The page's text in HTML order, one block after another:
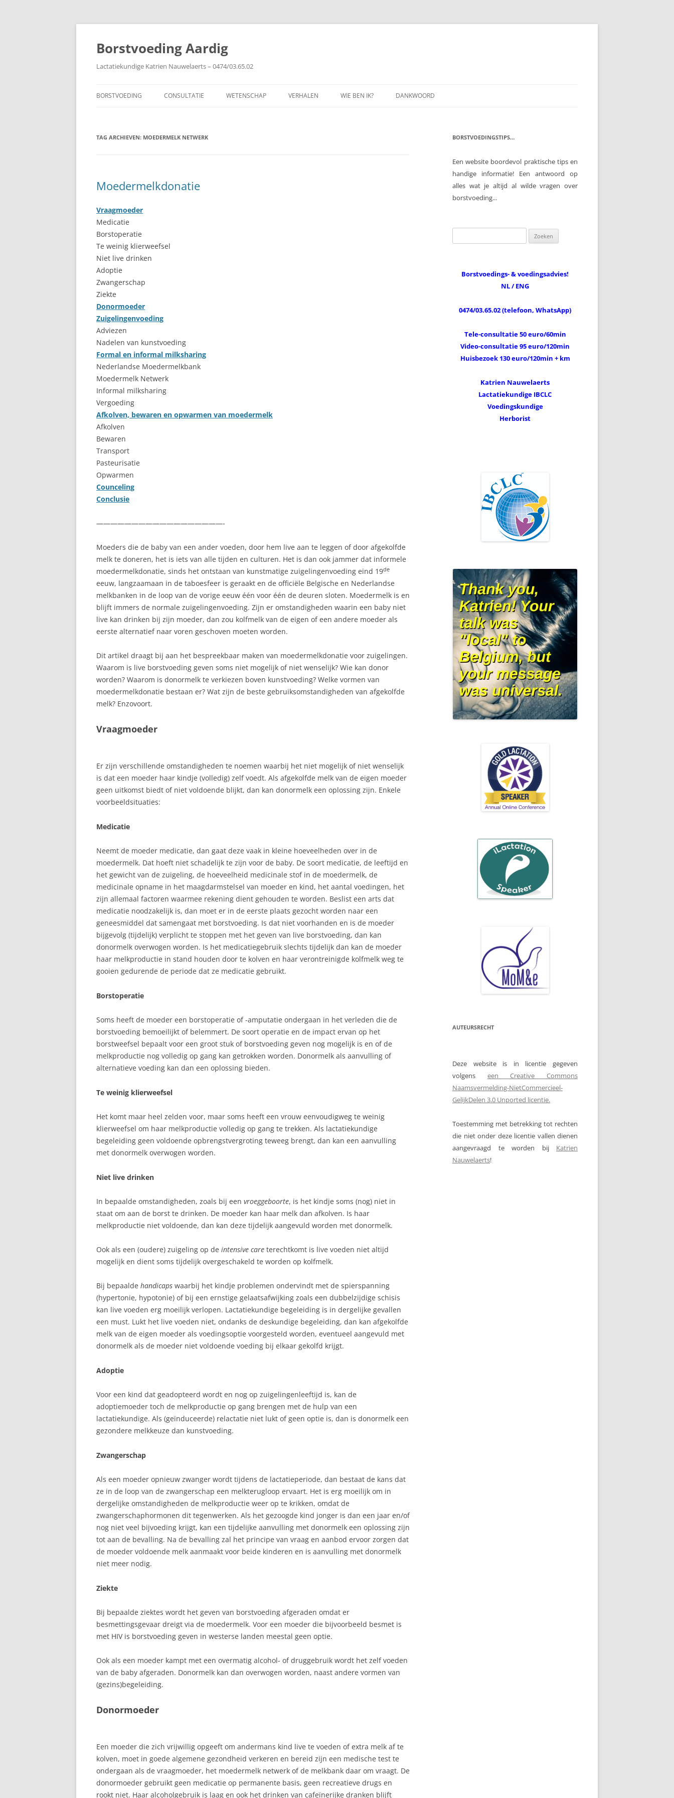
Ga
inhoud
Borstvoeding Aardig
Lactatiekundige Katrien Nauwelaerts – 0474/03.65.02
BORSTVOEDING
AFBOUWEN
BORSTEN
BORSTONTSTEKING
BORSTVOEDING EN DE
FEESTDAGEN
BORSTVOEDING IN HET
OPENBAAR
BORSTWEIGEREN
FLES WEIGEREN
GEWICHT VAN MAMA
GEZIN
KINDEROPVANG
KRAAMWEEK
KRAMPJES
MELKPRODUCTIE
REGELDAGEN
RELACTATIE
SLAPEN
SPRUW
TANDJES
TEPELKLOOFJES
TOESCHIETREFLEX
TWEELING
ZWANGERSCHAP
CONSULTATIE WETENSCHAP VERHALEN WIE BEN IK? DANKWOORD
TAG ARCHIEVEN: MOEDERMELK NETWERK
Moedermelkdonatie
Vraagmoeder
Medicatie
Borstoperatie
Te weinig klierweefsel
Niet live drinken
Adoptie
Zwangerschap
Ziekte
Donormoeder
Zuigelingenvoeding
Adviezen
Nadelen van kunstvoeding
Formal en informal milksharing
Nederlandse Moedermelkbank
Moedermelk Netwerk
Informal milksharing
Vergoeding
Afkolven, bewaren en opwarmen van moedermelk
Afkolven
Bewaren
Transport
Pasteurisatie
Opwarmen
Counceling
Conclusie
——————————————————-
Moeders die de baby van een ander voeden, door hem live aan te leggen of door afgekolfde
melk te doneren, het is iets van alle tijden en culturen. Het is dan ook jammer dat informele
moedermelkdonatie, sinds het ontstaan van kunstmatige zuigelingenvoeding eind 19de
eeuw, langzaamaan in de taboesfeer is geraakt en de officiële Belgische en Nederlandse
melkbanken in de loop van de vorige eeuw één voor één de deuren sloten. Moedermelk is en
blijft immers de normale zuigelingenvoeding. Zijn er omstandigheden waarin een baby niet
live kan drinken bij zijn moeder, dan zou kolfmelk van de eigen of een andere moeder als
eerste alternatief naar voren geschoven moeten worden.
Dit artikel draagt bij aan het bespreekbaar maken van moedermelkdonatie voor zuigelingen.
Waarom is live borstvoeding geven soms niet mogelijk of niet wenselijk? Wie kan donor
worden? Waarom is donormelk te verkiezen boven kunstvoeding? Welke vormen van
moedermelkdonatie bestaan er? Wat zijn de beste gebruiksomstandigheden van afgekolfde
melk? Enzovoort.
Vraagmoeder
Er zijn verschillende omstandigheden te noemen waarbij het niet mogelijk of niet wenselijk
is dat een moeder haar kindje (volledig) zelf voedt. Als afgekolfde melk van de eigen moeder
geen uitkomst biedt of niet voldoende blijkt, dan kan donormelk een oplossing zijn. Enkele
voorbeeldsituaties:
Medicatie
Neemt de moeder medicatie, dan gaat deze vaak in kleine hoeveelheden over in de
moedermelk. Dat hoeft niet schadelijk te zijn voor de baby. De soort medicatie, de leeftijd en
het gewicht van de zuigeling, de hoeveelheid medicinale stof in de moedermelk, de
medicinale opname in het maagdarmstelsel van moeder en kind, het aantal voedingen, het
zijn allemaal factoren waarmee rekening dient gehouden te worden. Beslist een arts dat
medicatie noodzakelijk is, dan moet er in de eerste plaats gezocht worden naar een
geneesmiddel dat samengaat met borstvoeding. Is dat niet voorhanden en is de moeder
bijgevolg (tijdelijk) verplicht te stoppen met het geven van live borstvoeding, dan kan
donormelk overwogen worden. Is het medicatiegebruik slechts tijdelijk dan kan de moeder
haar melkproductie in stand houden door te kolven en haar verontreinigde kolfmelk weg te
gooien gedurende de periode dat ze medicatie gebruikt.
Borstoperatie
Soms heeft de moeder een borstoperatie of -amputatie ondergaan in het verleden die de
borstvoeding bemoeilijkt of belemmert. De soort operatie en de impact ervan op het
borstweefsel bepaalt voor een groot stuk of borstvoeding geven nog mogelijk is en of de
melkproductie nog volledig op gang kan getrokken worden. Donormelk als aanvulling of
alternatieve voeding kan dan een oplossing bieden.
Te weinig klierweefsel
Het komt maar heel zelden voor, maar soms heeft een vrouw eenvoudigweg te weinig
klierweefsel om haar melkproductie volledig op gang te trekken. Als lactatiekundige
begeleiding geen voldoende opbrengstvergroting teweeg brengt, dan kan een aanvulling
met donormelk overwogen worden.
Niet live drinken
In bepaalde omstandigheden, zoals bij een vroeggeboorte, is het kindje soms (nog) niet in
staat om aan de borst te drinken. De moeder kan haar melk dan afkolven. Is haar
melkproductie niet voldoende, dan kan deze tijdelijk aangevuld worden met donormelk.
Ook als een (oudere) zuigeling op de intensive care terechtkomt is live voeden niet altijd
mogelijk en dient soms tijdelijk overgeschakeld te worden op kolfmelk.
Bij bepaalde handicaps waarbij het kindje problemen ondervindt met de spierspanning
(hypertonie, hypotonie) of bij een ernstige gelaatsafwijking zoals een dubbelzijdige schisis
kan live voeden erg moeilijk verlopen. Lactatiekundige begeleiding is in dergelijke gevallen
een must. Lukt het live voeden niet, ondanks de deskundige begeleiding, dan kan afgekolfde
melk van de eigen moeder als voedingsoptie voorgesteld worden, eventueel aangevuld met
donormelk als de moeder niet voldoende voeding bij elkaar gekolfd krijgt.
Adoptie
Voor een kind dat geadopteerd wordt en nog op zuigelingenleeftijd is, kan de
adoptiemoeder toch de melkproductie op gang brengen met de hulp van een
lactatiekundige. Als (geïnduceerde) relactatie niet lukt of geen optie is, dan is donormelk een
gezondere melkkeuze dan kunstvoeding.
Zwangerschap
Als een moeder opnieuw zwanger wordt tijdens de lactatieperiode, dan bestaat de kans dat
ze in de loop van de zwangerschap een melkterugloop ervaart. Het is erg moeilijk om in
dergelijke omstandigheden de melkproductie weer op te krikken, omdat de
zwangerschaphormonen dit tegenwerken. Als het gezoogde kind jonger is dan een jaar en/of
nog niet veel bijvoeding krijgt, kan een tijdelijke aanvulling met donormelk een oplossing zijn
tot aan de bevalling. Na de bevalling zal het principe van vraag en aanbod ervoor zorgen dat
de moeder voldoende melk aanmaakt voor beide kinderen en is aanvulling met donormelk
niet meer nodig.
Ziekte
Bij bepaalde ziektes wordt het geven van borstvoeding afgeraden omdat er
besmettingsgevaar dreigt via de moedermelk. Voor een moeder die bijvoorbeeld besmet is
met HIV is borstvoeding geven in westerse landen meestal geen optie.
Ook als een moeder kampt met een overmatig alcohol- of druggebruik wordt het zelf voeden
van de baby afgeraden. Donormelk kan dan overwogen worden, naast andere vormen van
(gezins)begeleiding.
Donormoeder
Een moeder die zich vrijwillig opgeeft om andermans kind live te voeden of extra melk af te
kolven, moet in goede algemene gezondheid verkeren en bereid zijn een medische test te
ondergaan als de vraagmoeder, het moedermelk netwerk of de melkbank daar om vraagt. De
donormoeder gebruikt geen medicatie op permanente basis, geen recreatieve drugs en
rookt niet. Haar alcoholgebruik is laag en ook het drinken van cafeïnerijke dranken blijft
BORSTVOEDINGSTIPS…
Een website boordevol praktische tips en
handige informatie! Een antwoord op
alles wat je altijd al wilde vragen over
borstvoeding...
naar:
Borstvoedings- & voedingsadvies!
NL / ENG
0474/03.65.02 (telefoon, WhatsApp)
Tele-consultatie 50 euro/60min
Video-consultatie 95 euro/120min
Huisbezoek 130 euro/120min + km
Katrien Nauwelaerts
Lactatiekundige IBCLC
Voedingskundige
Herborist
AUTEURSRECHT
Deze website is in licentie gegeven
volgens een Creative Commons
Naamsvermelding-NietCommercieel-
GelijkDelen 3.0 Unported licentie.
Toestemming met betrekking tot rechten
die niet onder deze licentie vallen dienen
aangevraagd te worden bij Katrien
Nauwelaerts!